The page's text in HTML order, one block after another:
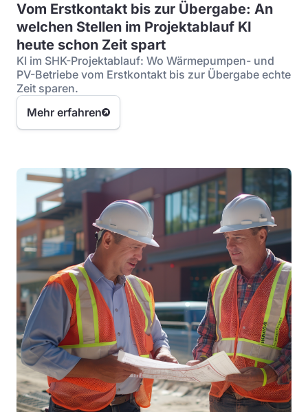
Vom Erstkontakt bis zur Übergabe: An
welchen Stellen im Projektablauf KI
heute schon Zeit spart
KI im SHK-Projektablauf: Wo Wärmepumpen- und
PV-Betriebe vom Erstkontakt bis zur Übergabe echte
Zeit sparen.
Mehr erfahren